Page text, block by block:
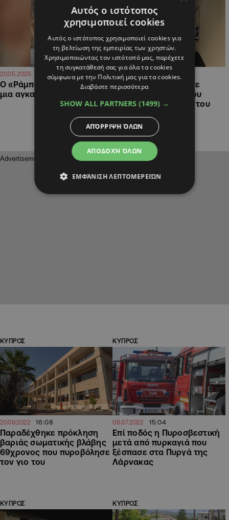
20.05.2025 13:03
Ο «Ράμπο» ζητά αγάπη και
μια αγκαλιά
18.10.2022
Στη φυλακή για πέντε
χρόνια ο πατέρας που
πυροβόλησε τον γιο του
ΚΥΠΡΟΣ
20.09.2022 16:08
Παραδέχθηκε πρόκληση
βαριάς σωματικής βλάβης
69χρονος που πυροβόλησε
τον γιο του
ΚΥΠΡΟΣ
06.07.2022 15:04
Επί ποδός η Πυροσβεστική
μετά από πυρκαγιά που
ξέσπασε στα Πυργά της
Λάρνακας
ΚΥΠΡΟΣ ΚΥΠΡΟΣ
Αυτός ο ιστότοπος
χρησιμοποιεί cookies
Αυτός ο ιστότοπος χρησιμοποιεί cookies για
τη βελτίωση της εμπειρίας των χρηστών.
Χρησιμοποιώντας τον ιστότοπό μας, παρέχετε
τη συγκατάθεσή σας για όλα τα cookies
σύμφωνα με την Πολιτική μας για τα cookies.
Διαβάστε περισσότερα
SHOW ALL PARTNERS (1499) →
ΑΠΟΔΟΧΉ ΌΛΩΝ
ΑΠΌΡΡΙΨΗ ΌΛΩΝ
ΕΜΦΆΝΙΣΗ ΛΕΠΤΟΜΕΡΕΙΏΝ